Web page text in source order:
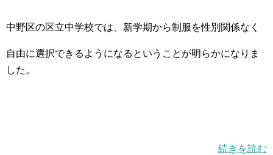
中野区の区立中学校では、新学期から制服を性別関係なく
自由に選択できるようになるということが明らかになりま
した。
続きを読む